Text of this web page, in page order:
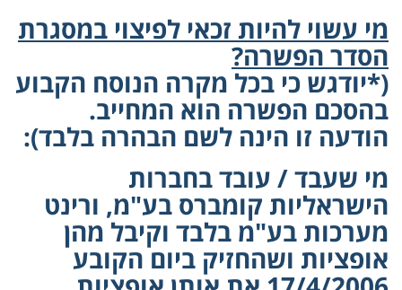
מי עשוי להיות זכאי לפיצוי במסגרת
הסדר הפשרה?
(*יודגש כי בכל מקרה הנוסח הקבוע
בהסכם הפשרה הוא המחייב.
הודעה זו הינה לשם הבהרה בלבד):
מי שעבד / עובד בחברות
הישראליות קומברס בע"מ, ורינט
מערכות בע"מ בלבד וקיבל מהן
אופציות ושהחזיק ביום הקובע